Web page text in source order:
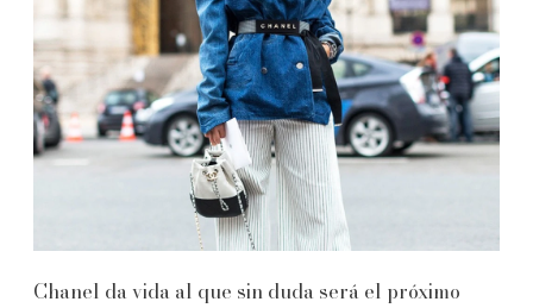
Chanel da vida al que sin duda será el próximo